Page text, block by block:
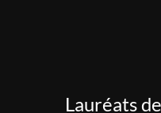
Lauréats